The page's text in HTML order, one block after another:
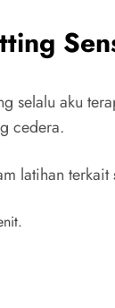
selalu aku
cedera.
latihan terkait